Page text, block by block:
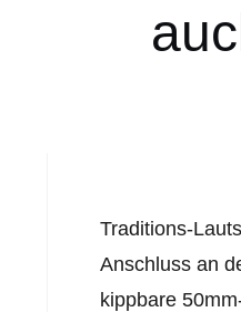
Traditions-
Anschluss an
kippbare